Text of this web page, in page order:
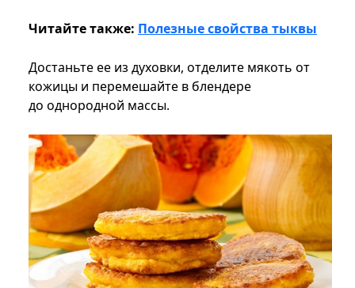
Читайте также: Полезные свойства тыквы
Достаньте ее из духовки, отделите мякоть от
кожицы и перемешайте в блендере
до однородной массы.